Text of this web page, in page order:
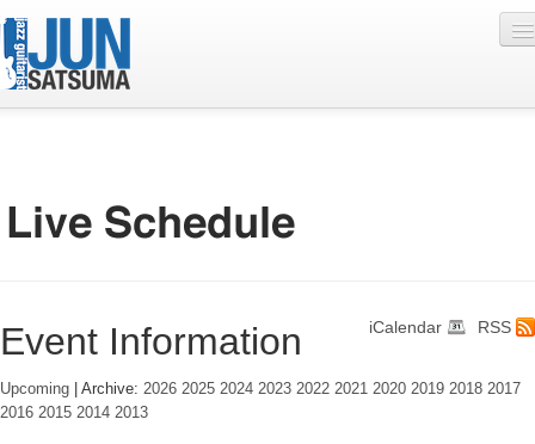
Discography
Photo
Contact
RSS
iCalendar
Event Information
Upcoming | Archive: 2026 2025 2024 2023 2022 2021 2020 2019 2018 2017
2016 2015 2014 2013